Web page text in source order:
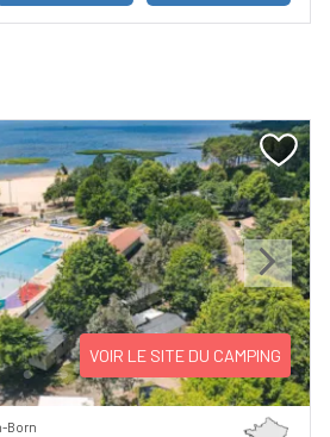
Next
VOIR LE SITE DU CAMPING
Born